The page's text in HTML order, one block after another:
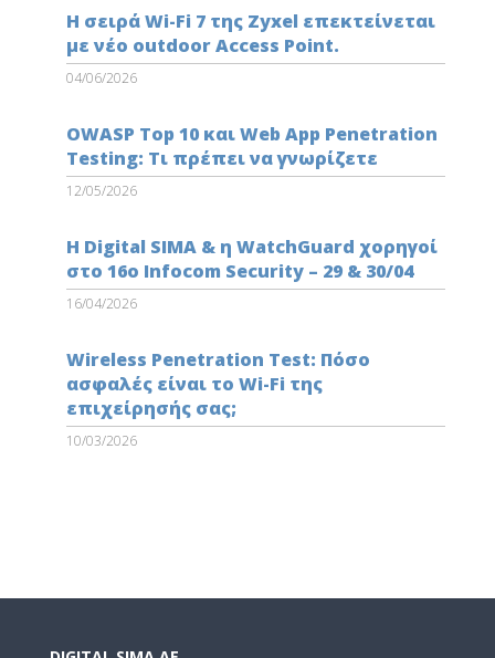
Η σειρά Wi-Fi 7 της Zyxel επεκτείνεται
με νέο outdoor Access Point.
04/06/2026
OWASP Top 10 και Web App Penetration
Testing: Τι πρέπει να γνωρίζετε
12/05/2026
Η Digital SIMA & η WatchGuard χορηγοί
στο 16ο Infocom Security – 29 & 30/04
16/04/2026
Wireless Penetration Test: Πόσο
ασφαλές είναι το Wi-Fi της
επιχείρησής σας;
10/03/2026